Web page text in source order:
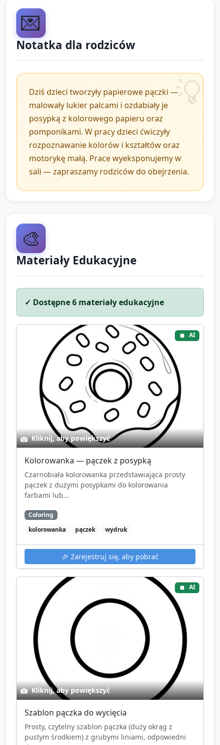
Zakończenie i
podsumowanie (5 minut)
Zorganizuj mini-wystawkę: każde dziecko pokazuje
Podsumuj: przypomnij, że Tłusty Czwartek to dzień,
kiedy jemy pączki; zapytaj, co było najfajniejsze w
tworzeniu pączka.
Pożegnanie piosenką lub rymowanką (krótkie),
podziękowanie dzieciom za pracę.
(opiekunowie pomagają).
💌
Notatka dla rodziców
Dziś dzieci tworzyły papierowe pączki —
malowały lukier palcami i ozdabiały je
posypką z kolorowego papieru oraz
pomponikami. W pracy dzieci ćwiczyły
rozpoznawanie kolorów i kształtów oraz
motorykę małą. Prace wyeksponujemy w
sali — zapraszamy rodziców do obejrzenia.
🎨
Materiały Edukacyjne
✓ Dostępne6 materiały edukacyjne
AI
Kliknij, aby powiększyć
Kolorowanka — pączek z posypką
Czarnobiała kolorowanka przedstawiająca prosty
pączek z dużymi posypkami do kolorowania
farbami lub...
Coloring
kolorowanka
pączek wydruk
🎉 Zarejestruj się, aby pobrać
AI
Kliknij, aby powiększyć
Szablon pączka do wycięcia
Prosty, czytelny szablon pączka (duży okrąg z
pustym środkiem) z grubymi liniami, odpowiedni